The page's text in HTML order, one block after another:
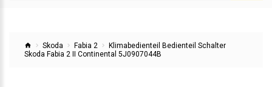
Skoda Fabia 2
Klimabedienteil Bedienteil Schalter
Skoda Fabia 2 II Continental 5J0907044B